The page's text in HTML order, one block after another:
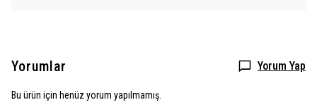
Yorumlar Yorum Yap
Bu ürün için henüz yorum yapılmamış.